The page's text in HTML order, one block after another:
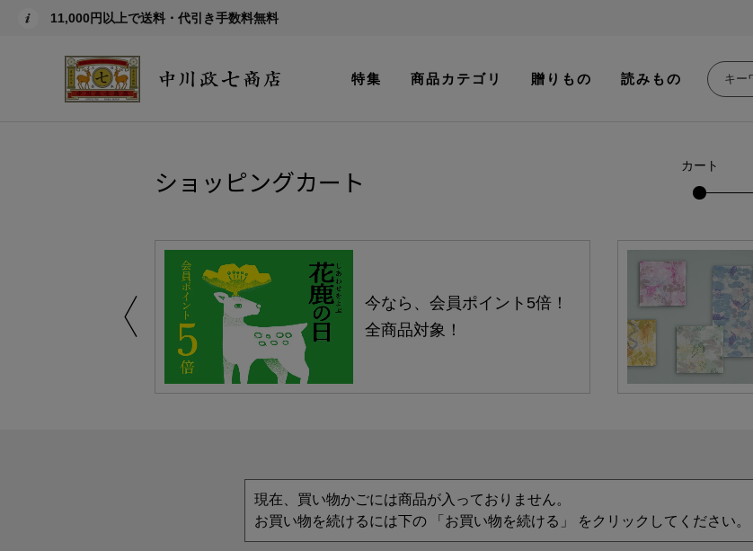
11,000円以上で送料・代引き手数料無料
特集 商品カテゴリ 贈りもの 読みもの
ショッピングカート カート
今なら、会員ポイント5倍！
全商品対象！
現在、買い物かごには商品が入っておりません。
お買い物を続けるには下の 「お買い物を続ける」 をクリックしてください。